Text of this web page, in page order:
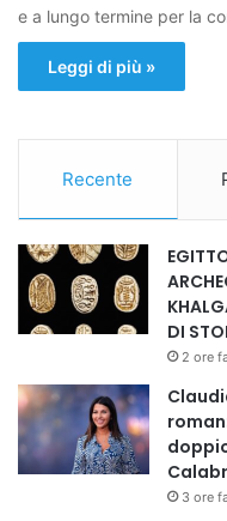
e a lungo termine per la
Leggi di più »
Recente
DI
2 ore
3 ore